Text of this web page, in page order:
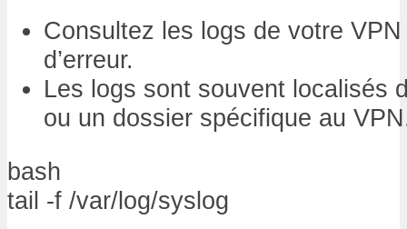
Consultez les logs de votre
d’erreur.
Les logs sont souvent localisés
ou un dossier spécifique au
bash
tail -f /var/log/syslog